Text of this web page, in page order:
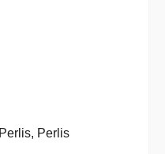
Perlis